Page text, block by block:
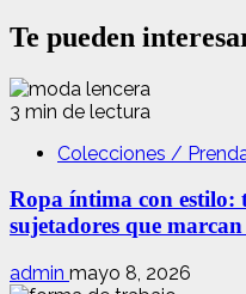
Te pueden
3 min de lectura
Colecciones /
Ropa íntima con estilo:
sujetadores que
admin mayo 8, 2026